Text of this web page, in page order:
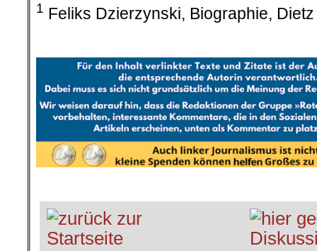
1 Feliks Dzierzynski, Biographie,